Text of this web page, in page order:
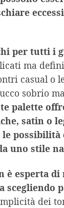
per tutti i
ma
casual o
sobrio
palette
satin o
possibilità
uno stile
è esperta di
scegliendo
dei